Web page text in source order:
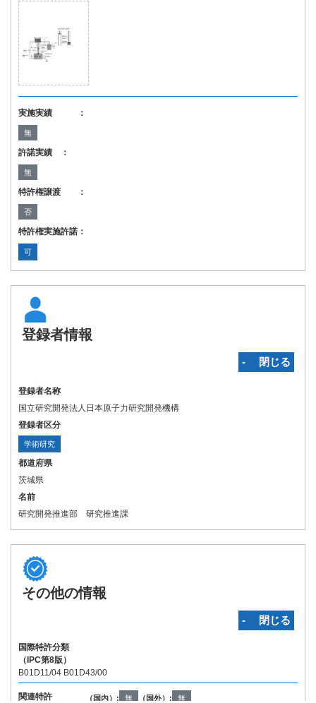
実施実績 ：
無
許諾実績 ：
無
特許権譲渡 ：
否
特許権実施許諾：
可
登録者情報
‐ 閉じる
登録者名称
国立研究開発法人日本原子力研究開発機構
登録者区分
学術研究
都道府県
茨城県
名前
研究開発推進部 研究推進課
その他の情報
‐ 閉じる
国際特許分類
（IPC第8版）
B01D11/04 B01D43/00
関連特許 （国内）: 無 （国外）: 無